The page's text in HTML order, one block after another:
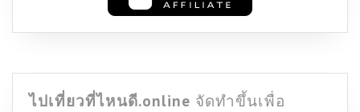
ไปเที่ยวที่ไหนดี.online จัดทำขึ้นเพื่อ